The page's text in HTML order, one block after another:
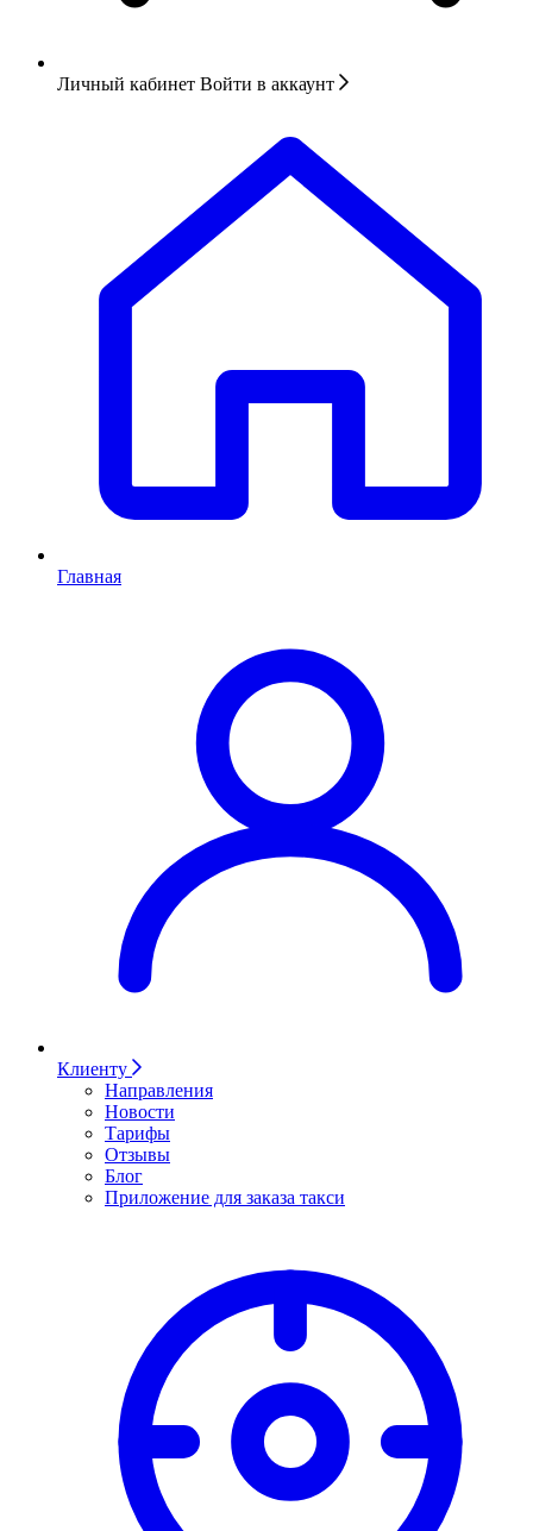
Личный кабинет Войти в аккаунт
Главная
Клиенту
Направления
Новости
Тарифы
Отзывы
Блог
Приложение для заказа такси